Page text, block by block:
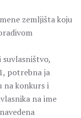
zemljišta koju
potrebna ja
na konkurs i
na ime